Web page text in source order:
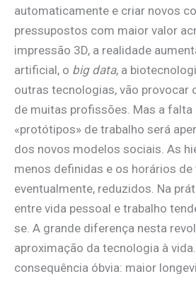
automaticamente e criar novos
pressupostos com maior valor
impressão 3D, a realidade
artificial, o big data, a
outras tecnologias, vão provocar
de muitas profissões. Mas a falta
«protótipos» de trabalho será
dos novos modelos sociais. As
menos definidas e os horários de
eventualmente, reduzidos. Na
entre vida pessoal e trabalho
se. A grande diferença nesta
aproximação da tecnologia à
consequência óbvia: maior